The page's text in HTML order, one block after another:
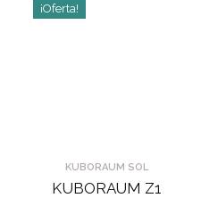
KUBORAUM SOL
KUBORAUM Z1
¡Oferta!